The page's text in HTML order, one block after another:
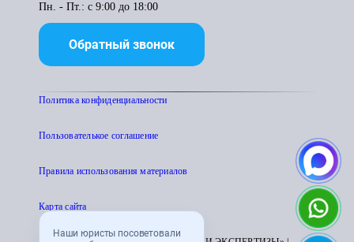
Наши юристы посоветовали
Пн. - Пт.: с 9:00 до 18:00
Обратный звонок
Политика конфиденциальности
Пользователькое соглашение
Правила использования материалов
Карта сайта